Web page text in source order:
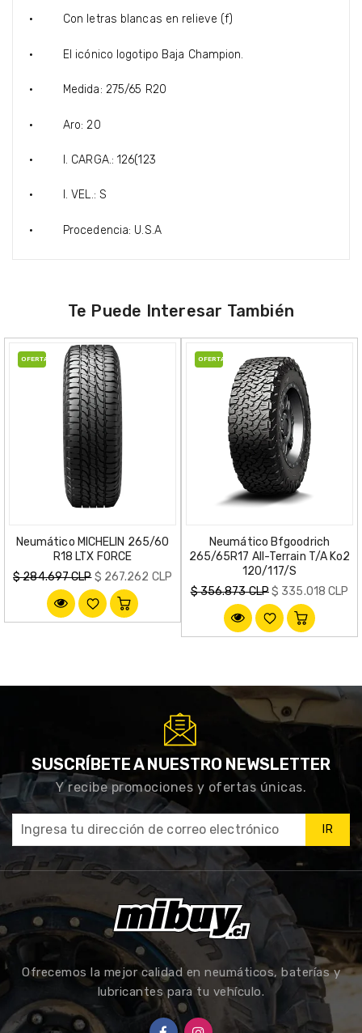
· Con letras blancas en relieve (f)
· El icónico logotipo Baja Champion.
· Medida: 275/65 R20
· Aro: 20
· I. CARGA.: 126(123
· I. VEL.: S
· Procedencia: U.S.A
Te Puede Interesar También
OFERTA
Neumático MICHELIN 265/60
R18 LTX FORCE
Precio
habitual
$ 284.697 CLP $ 267.262 CLP
OFERTA
Neumático Bfgoodrich
265/65R17 All-Terrain T/A Ko2
120/117/S
Precio
habitual
$ 356.873 CLP$ 335.018 CLP
SUSCRÍBETE A NUESTRO NEWSLETTER
Y recibe promociones y ofertas únicas.
IR
Ofrecemos la mejor calidad en neumáticos, baterías y
lubricantes para tu vehículo.